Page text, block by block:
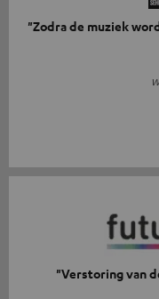
"Zodra de muziek
"Verstoring van